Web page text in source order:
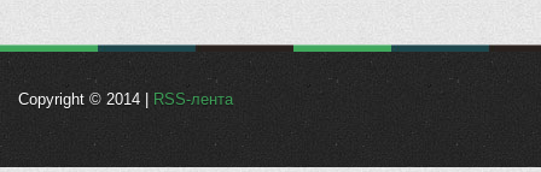
Copyright © 2014 | RSS-лента